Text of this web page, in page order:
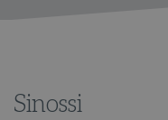
Sinossi